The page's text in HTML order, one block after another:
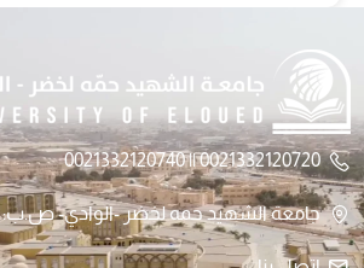
0021332120720 || 0021332120740
جامعة الشهيد حمه لخضر -الوادي- ص.ب: 789 الوادي الجزائر